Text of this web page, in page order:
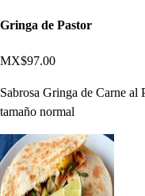
Gringa de Pastor
MX$97.00
Sabrosa Gringa de Carne
tamaño normal